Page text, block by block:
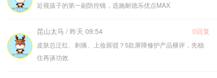
近视孩子的第一副防控镜，选施耐德乐优点MAX
昆山太马 / 昨天 09:54 0回复
皮肤总泛红、刺痛、上妆斑驳？5款屏障修护产品横评，先稳
住再谈功效